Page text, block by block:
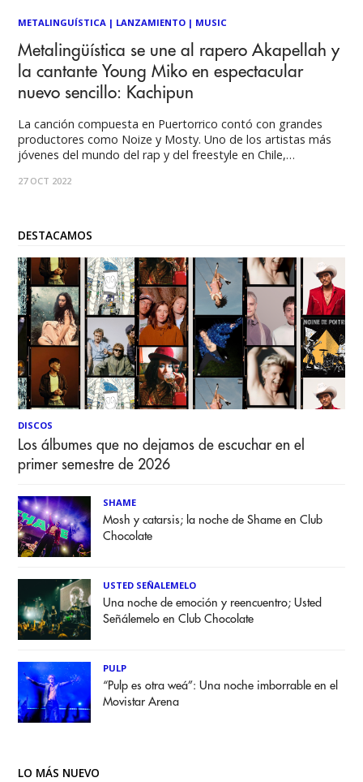
METALINGUÍSTICA | LANZAMIENTO | MUSIC
Metalingüística se une al rapero Akapellah y
la cantante Young Miko en espectacular
nuevo sencillo: Kachipun
La canción compuesta en Puertorrico contó con grandes
productores como Noize y Mosty. Uno de los artistas más
jóvenes del mundo del rap y del freestyle en Chile,
cultivar y desarrollar su carrera musical con pasos sólidos y
27 OCT 2022
DESTACAMOS
DISCOS
Los álbumes que no dejamos de escuchar en el
primer semestre de 2026
SHAME
Mosh y catarsis; la noche de Shame en Club
Chocolate
USTED SEÑALEMELO
Una noche de emoción y reencuentro; Usted
Señálemelo en Club Chocolate
PULP
“Pulp es otra weá”: Una noche imborrable en el
Movistar Arena
LO MÁS NUEVO